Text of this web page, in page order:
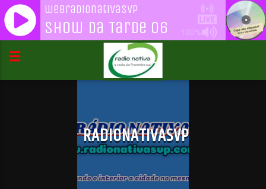
100%
webradionativasvp
Show Da Tarde 06